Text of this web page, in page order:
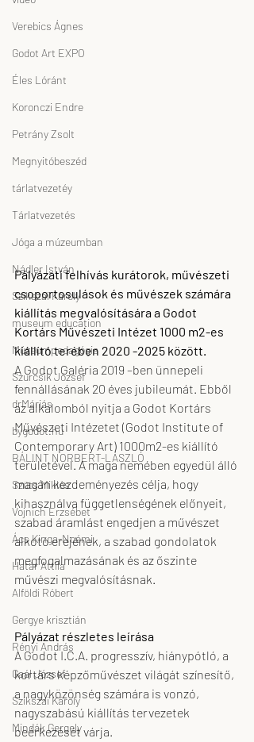
Verebics Ágnes
Godot Art EXPO
Éles Lóránt
Koronczi Endre
Petrány Zsolt
Megnyitóbeszéd
tárlatvezetéy
Tárlatvezetés
Jóga a múzeumban
Nádler István
Szikszai Károly
museum education
Múzeumpedagógia
Szurcsik József
drMáriás
bygodot.hu
BÁLINT NORBERT-LÁSZLÓ
Szüts Miklós
Vojnich Erzsébet
Ács Kinga-Noémi
Határ Attila
Alföldi Róbert
Gergye krisztián
Rényi András
Gaál József
Szikszai Károly
Mindák Gergely
Pályázati felhívás kurátorok, művészeti
csoportosulások és művészek számára
kiállítás megvalósítására a Godot
Kortárs Művészeti Intézet 1000 m2-es
kiállító terében 2020 -2025 között.
A Godot Galéria 2019 –ben ünnepeli
fennállásának 20 éves jubileumát. Ebből
az alkalomból nyitja a Godot Kortárs
Művészeti Intézetet (Godot Institute of
Contemporary Art) 1000m2-es kiállító
területével. A maga nemében egyedül álló
magán kezdeményezés célja, hogy
kihasználva függetlenségének előnyeit,
szabad áramlást engedjen a művészet
alkotó erejének, a szabad gondolatok
megfogalmazásának és az őszinte
művészi megvalósításnak.
Pályázat részletes leírása
A Godot I.C.A. progresszív, hiánypótló, a
kortárs képzőművészet világát színesítő,
a nagyközönség számára is vonzó,
nagyszabású kiállítás tervezetek
beérkezését várja.